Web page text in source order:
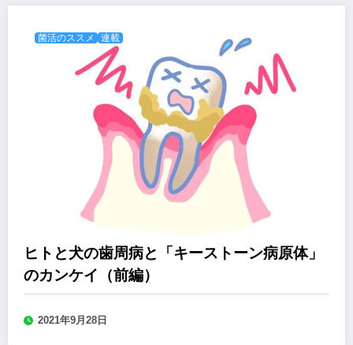
菌活のススメ 連載
ヒトと犬の歯周病と「キーストーン病原体」
のカンケイ（前編）
2021年9月28日